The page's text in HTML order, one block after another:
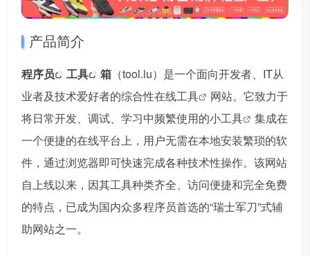
产品简介
程序员 工具 箱 （tool.lu）是一个面向开发者、IT从
业者及技术爱好者的综合性在线工具
网站。它致力于
将日常开发、调试、学习中频繁使用的小工具
集成在
一个便捷的在线平台上，用户无需在本地安装繁琐的软
件，通过浏览器即可快速完成各种技术性操作。该网站
自上线以来，因其工具种类齐全、访问便捷和完全免费
的特点，已成为国内众多程序员首选的“瑞士军刀”式辅
助网站之一。